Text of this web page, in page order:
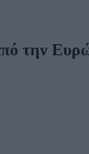
την